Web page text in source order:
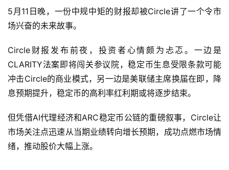
5月11日晚，一份中规中矩的财报却被Circle讲了一个令市
场兴奋的未来故事。
Circle财报发布前夜，投资者心情颇为忐忑。一边是
CLARITY法案即将闯关参议院，稳定币生息受限条款可能
冲击Circle的商业模式，另一边是美联储主席换届在即，降
息预期提升，稳定币的高利率红利期或将逐步结束。
但凭借AI代理经济和ARC稳定币公链的重磅叙事，Circle让
市场关注点迅速从当期业绩转向增长预期，成功点燃市场情
绪，推动股价大幅上涨。